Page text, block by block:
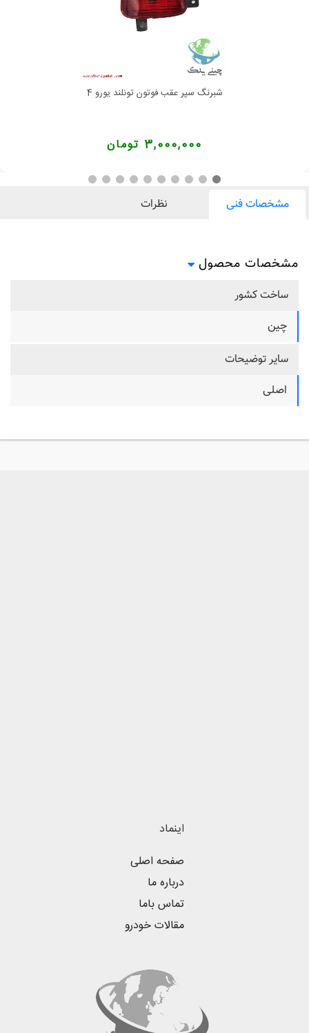
شبرنگ سپر عقب فوتون تونلند یورو 4
3,000,000 تومان
مشخصات فنی نظرات
مشخصات محصول
ساخت کشور
چین
سایر توضیحات
اصلی
اینماد
صفحه اصلی
درباره ما
تماس باما
مقالات خودرو